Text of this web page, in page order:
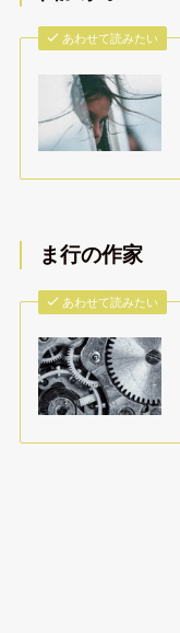
あわせて読みたい
ま行の作家
あわせて読みたい